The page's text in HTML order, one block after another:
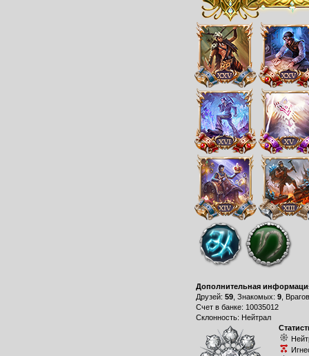
Дополнительная
Друзей: 59, Знакомых: 9,
Счет в банке: 10035012
Склонность: Нейтрал